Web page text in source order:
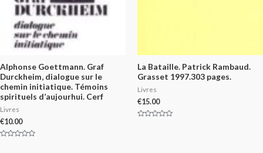
Alphonse Goettmann. Graf
Durckheim, dialogue sur le
chemin initiatique. Témoins
spirituels d’aujourhui. Cerf
Livres
€10.00
La Bataille. Patrick Rambaud.
Grasset 1997.303 pages.
Livres
€15.00